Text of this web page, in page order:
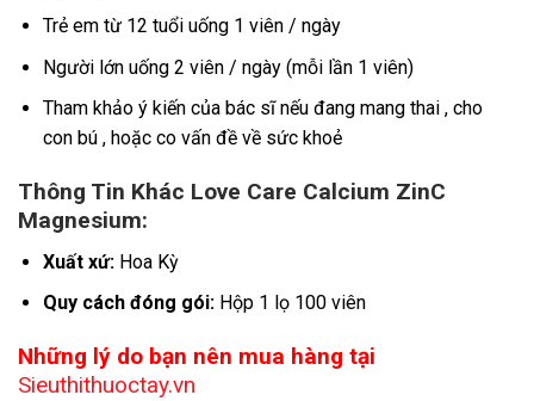
Trẻ em từ 12 tuổi uống 1 viên / ngày
Người lớn uống 2 viên / ngày (mỗi lần 1 viên)
Tham khảo ý kiến của bác sĩ nếu đang mang thai , cho
con bú , hoặc co vấn đề về sức khoẻ
Thông Tin Khác Love Care Calcium ZinC
Magnesium:
Xuất xứ:Hoa Kỳ
Quy cách đóng gói:Hộp 1 lọ 100 viên
Những lý do bạn nên mua hàng tại
Sieuthithuoctay.vn